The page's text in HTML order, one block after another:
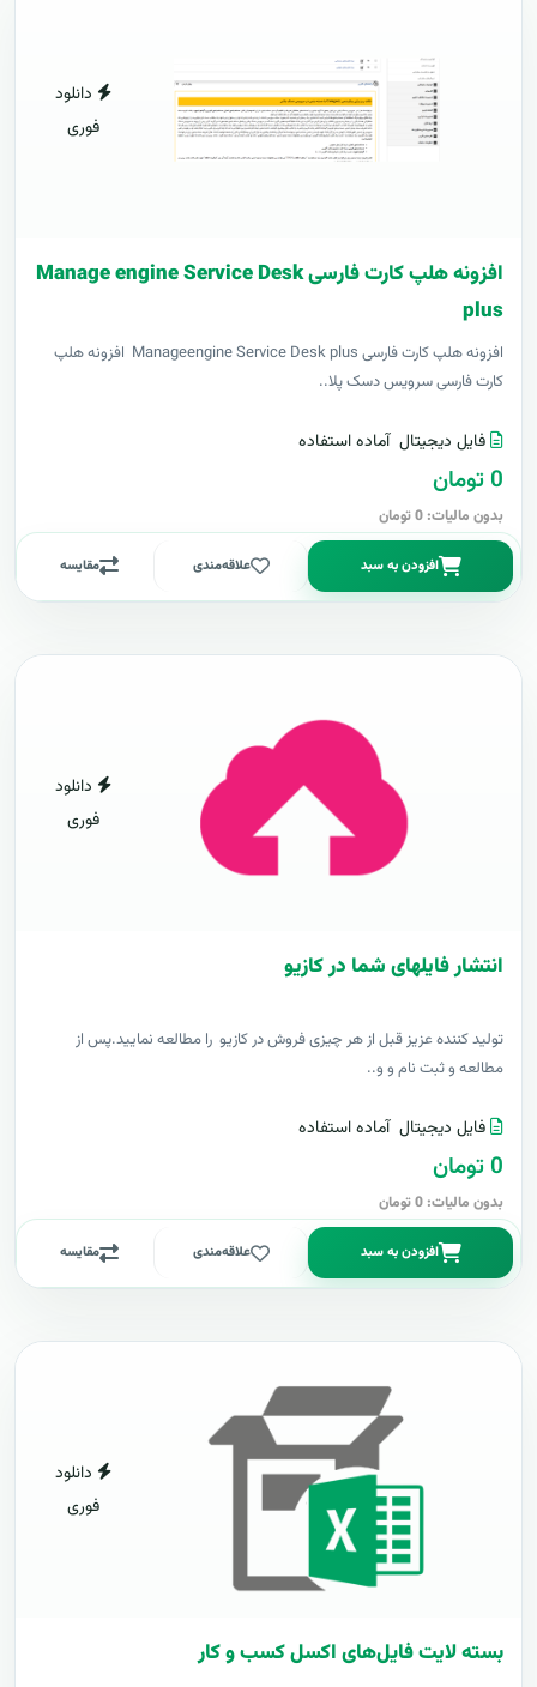
دانلود
فوری
افزونه هلپ کارت فارسی Manage engine Service Desk
plus
افزونه هلپ کارت فارسی Manageengine Service Desk plus افزونه هلپ
کارت فارسی سرویس دسک پلا..
فایل دیجیتال آماده استفاده
0 تومان
بدون مالیات: 0 تومان
افزودن به سبد علاقه‌مندی مقایسه
دانلود
فوری
انتشار فایلهای شما در کازیو
توليد کننده عزيز قبل از هر چیزی فروش در کازیو را مطالعه نمایید.پس از
مطالعه و ثبت نام و و..
فایل دیجیتال آماده استفاده
0 تومان
بدون مالیات: 0 تومان
افزودن به سبد علاقه‌مندی مقایسه
دانلود
فوری
بسته لایت فایل‌های اکسل کسب و کار